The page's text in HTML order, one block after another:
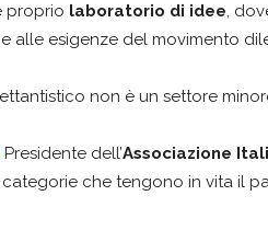
proprio laboratorio di idee,
alle esigenze del movimento
non è un settore
Presidente dell’Associazione
che tengono in vita il